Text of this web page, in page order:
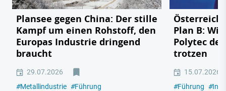
Plansee gegen China: Der stille
Kampf um einen Rohstoff, den
Europas Industrie dringend
braucht
29.07.2026
#Metallindustrie #Führung
Plan B:
Polytec
trotzen
15.07.2026
#Führung #